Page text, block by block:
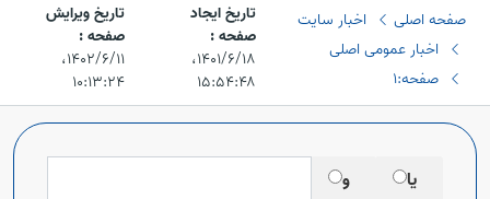
Open
Open
صفحه اصلی
اخبار سایت
اخبار عمومی اصلی
صفحه:1
تاریخ ایجاد
صفحه :
۱۴۰۱/۶/۱۸،‏
۱۵:۵۴:۴۸
تاریخ ویرایش
صفحه :
۱۴۰۲/۶/۱۱،‏
۱۰:۱۳:۲۴
یا و